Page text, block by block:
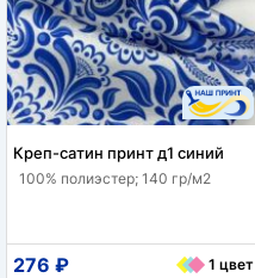
Креп-сатин принт д1 синий
100% полиэстер; 140 гр/м2
276 ₽ 1 цвет